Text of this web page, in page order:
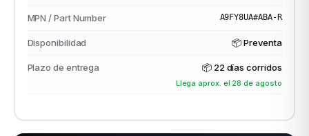
MPN / Part Number A9FY8UA#ABA-R
Disponibilidad 📦 Preventa
Plazo de entrega 📦 22 días corridos
Llega aprox. el 28 de agosto